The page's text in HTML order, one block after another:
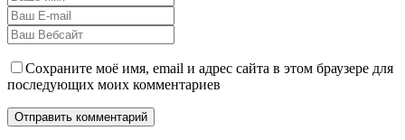
Сохраните моё имя, email и адрес сайта в этом браузере для
последующих моих комментариев